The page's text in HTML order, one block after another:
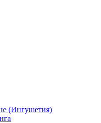
(Ингушетия)